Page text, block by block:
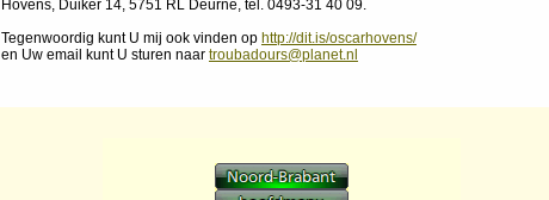
Hovens, Duiker 14, 5751 RL Deurne, tel. 0493-31 40 09.
Tegenwoordig kunt U mij ook vinden op http://dit.is/oscarhovens/
en Uw email kunt U sturen naar troubadours@planet.nl